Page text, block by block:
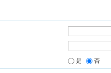
是 否